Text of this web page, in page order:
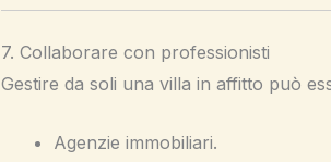
7. Collaborare con professionisti
Gestire da soli una villa in affitto può
Agenzie immobiliari.